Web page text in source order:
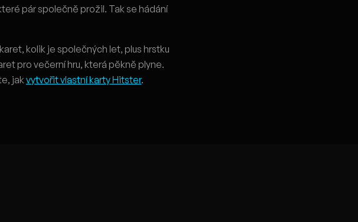
pár společně prožil. Tak se hádání
kolik je společných let, plus hrstku
pro večerní hru, která pěkně plyne.
jakvytvořit vlastní karty Hitster.